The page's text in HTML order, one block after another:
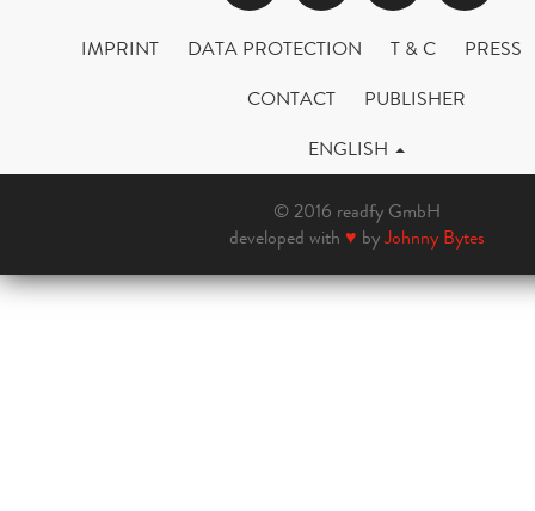
IMPRINT DATA PROTECTION T & C
PRESS
CONTACT
PUBLISHER
ENGLISH
© 2016 readfy GmbH
developed with ♥ byJohnny Bytes